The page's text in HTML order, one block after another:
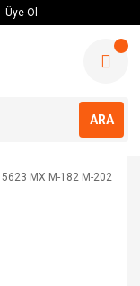
Üye Ol
ARA